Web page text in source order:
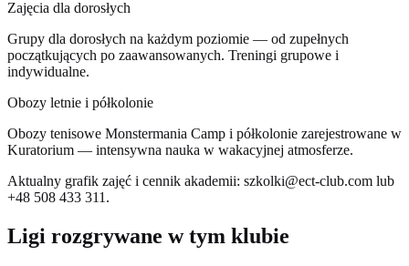
Zajęcia dla dorosłych
Grupy dla dorosłych na każdym poziomie — od zupełnych
początkujących po zaawansowanych. Treningi grupowe i
indywidualne.
Obozy letnie i półkolonie
Obozy tenisowe Monstermania Camp i półkolonie zarejestrowane w
Kuratorium — intensywna nauka w wakacyjnej atmosferze.
Aktualny grafik zajęć i cennik akademii: szkolki@ect-club.com lub
+48 508 433 311.
Ligi rozgrywane w tym klubie